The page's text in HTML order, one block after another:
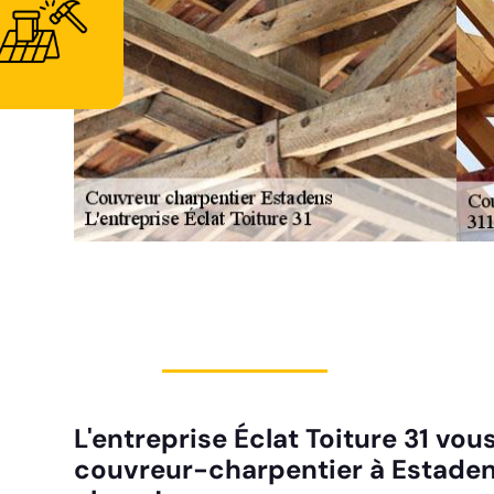
L'entreprise Éclat Toiture 31
couvreur-charpentier à